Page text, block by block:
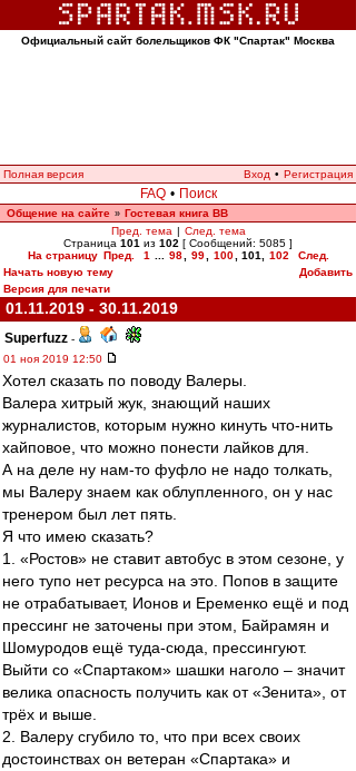
Официальный сайт болельщиков ФК "Спартак" Москва
Полная версия Вход • Регистрация
FAQ • Поиск
Общение на сайте » Гостевая книга ВВ
Пред. тема | След. тема
Страница 101 из 102 [ Сообщений: 5085 ]
На страницу Пред. 1 98 99 100 101 102
След.
Начать новую тему
Добавить
Версия для печати
01.11.2019 - 30.11.2019
Superfuzz -
01 ноя 2019 12:50
Хотел сказать по поводу Валеры.
Валера хитрый жук, знающий наших
журналистов, которым нужно кинуть что-нить
хайповое, что можно понести лайков для.
А на деле ну нам-то фуфло не надо толкать,
мы Валеру знаем как облупленного, он у нас
тренером был лет пять.
Я что имею сказать?
1. «Ростов» не ставит автобус в этом сезоне, у
него тупо нет ресурса на это. Попов в защите
не отрабатывает, Ионов и Еременко ещё и под
прессинг не заточены при этом, Байрамян и
Шомуродов ещё туда-сюда, прессингуют.
Выйти со «Спартаком» шашки наголо – значит
велика опасность получить как от «Зенита», от
трёх и выше.
2. Валеру сгубило то, что при всех своих
достоинствах он ветеран «Спартака» и